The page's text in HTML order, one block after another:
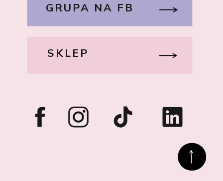
GRUPA NA FB
SKLEP